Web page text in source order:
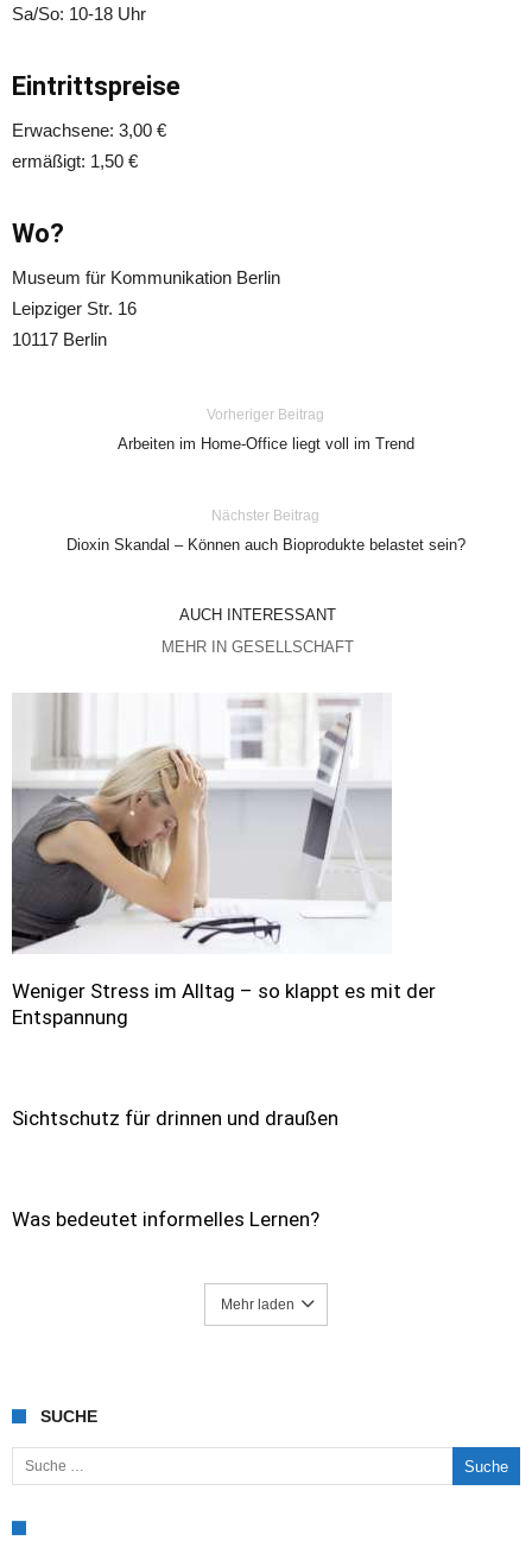
Sa/So: 10-18 Uhr
Eintrittspreise
Erwachsene: 3,00 €
ermäßigt: 1,50 €
Wo?
Museum für Kommunikation Berlin
Leipziger Str. 16
10117 Berlin
Vorheriger Beitrag
Arbeiten im Home-Office liegt voll im Trend
Nächster Beitrag
Dioxin Skandal – Können auch Bioprodukte belastet sein?
AUCH INTERESSANT
MEHR IN GESELLSCHAFT
Weniger Stress im Alltag – so klappt es mit der
Entspannung
Sichtschutz für drinnen und draußen
Was bedeutet informelles Lernen?
Mehr laden
SUCHE
Suche nach: